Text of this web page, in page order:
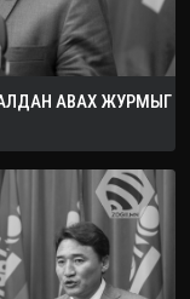
АВАХ ЖУРМЫГ